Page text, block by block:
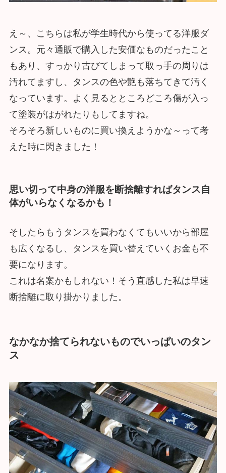
え～、こちらは私が学生時代から使ってる洋服ダ
ンス。元々通販で購入した安価なものだったこと
もあり、すっかり古びてしまって取っ手の周りは
汚れてますし、タンスの色や艶も落ちてきて汚く
なっています。よく見るとところどころ傷が入っ
て塗装がはがれたりもしてますね。
そろそろ新しいものに買い換えようかな～って考
えた時に閃きました！
思い切って中身の洋服を断捨離すればタンス自
体がいらなくなるかも！
そしたらもうタンスを買わなくてもいいから部屋
も広くなるし、タンスを買い替えていくお金も不
要になります。
これは名案かもしれない！そう直感した私は早速
断捨離に取り掛かりました。
なかなか捨てられないものでいっぱいのタン
ス